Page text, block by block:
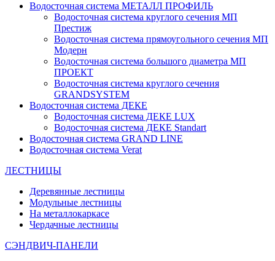
Водосточная система МЕТАЛЛ ПРОФИЛЬ
Водосточная система круглого сечения МП
Престиж
Водосточная система прямоугольного сечения МП
Модерн
Водосточная система большого диаметра МП
ПРОЕКТ
Водосточная система круглого сечения
GRANDSYSTEM
Водосточная система ДЕКЕ
Водосточная система ДЕКЕ LUX
Водосточная система ДЕКЕ Standart
Водосточная система GRAND LINE
Водосточная система Verat
ЛЕСТНИЦЫ
Деревянные лестницы
Модульные лестницы
На металлокаркасе
Чердачные лестницы
СЭНДВИЧ-ПАНЕЛИ